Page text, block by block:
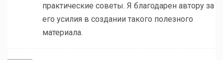
практические советы. Я благодарен автору за
его усилия в создании такого полезного
материала.